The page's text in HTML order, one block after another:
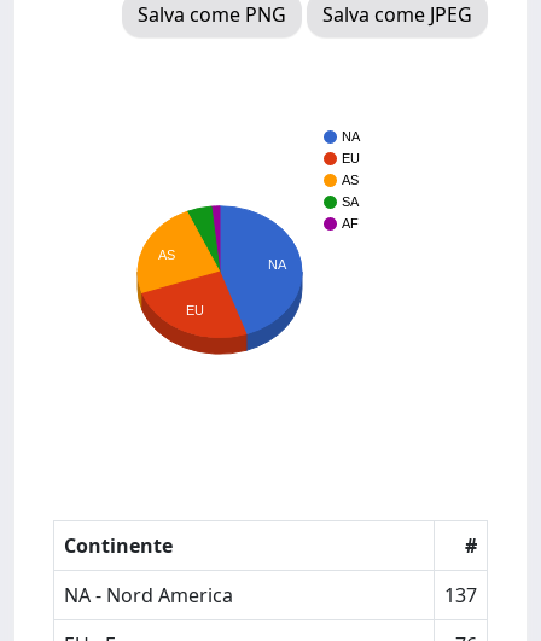
Salva come PNG
Salva come JPEG
NA
EU
AS
SA
AF
NA
AS
EU
Continente
#
NA - Nord America
137